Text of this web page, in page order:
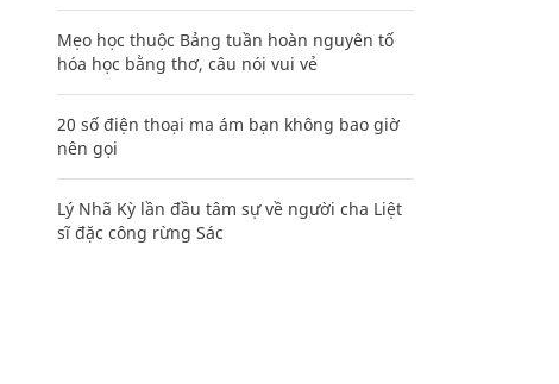
Mẹo học thuộc Bảng tuần hoàn nguyên tố
hóa học bằng thơ, câu nói vui vẻ
20 số điện thoại ma ám bạn không bao giờ
nên gọi
Lý Nhã Kỳ lần đầu tâm sự về người cha Liệt
sĩ đặc công rừng Sác